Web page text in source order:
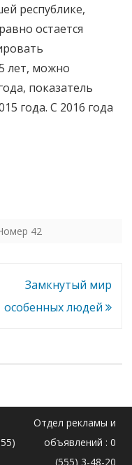
республике,
остается
лет, можно
показатель
года. С 2016 года
42
Замкнутый мир
особенных людей
Отдел рекламы и
объявлений : 0
(555) 3-48-20